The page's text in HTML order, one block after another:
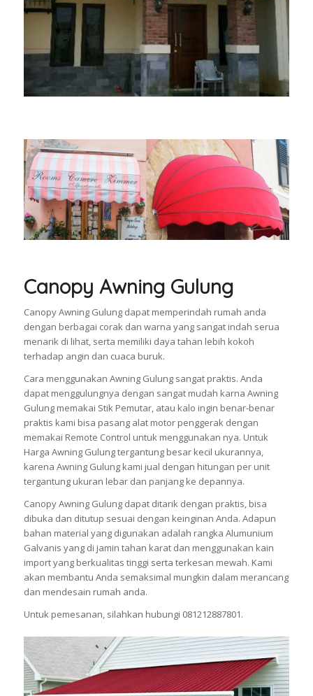
Canopy Awning Gulung
Canopy Awning Gulung dapat memperindah rumah anda
dengan berbagai corak dan warna yang sangat indah serua
menarik di lihat, serta memiliki daya tahan lebih kokoh
terhadap angin dan cuaca buruk.
Cara menggunakan Awning Gulung sangat praktis. Anda
dapat menggulungnya dengan sangat mudah karna Awning
Gulung memakai Stik Pemutar, atau kalo ingin benar-benar
praktis kami bisa pasang alat motor penggerak dengan
memakai Remote Control untuk menggunakan nya. Untuk
Harga Awning Gulung tergantung besar kecil ukurannya,
karena Awning Gulung kami jual dengan hitungan per unit
tergantung ukuran lebar dan panjang ke depannya.
Canopy Awning Gulung dapat ditarik dengan praktis, bisa
dibuka dan ditutup sesuai dengan keinginan Anda. Adapun
bahan material yang digunakan adalah rangka Alumunium
Galvanis yang di jamin tahan karat dan menggunakan kain
import yang berkualitas tinggi serta terkesan mewah. Kami
akan membantu Anda semaksimal mungkin dalam merancang
dan mendesain rumah anda.
Untuk pemesanan, silahkan hubungi 081212887801.